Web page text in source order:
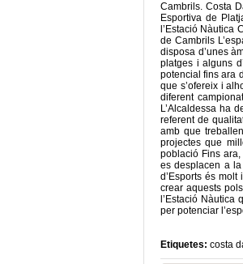
Cambrils. Costa
Esportiva de
l’Estació Nàutica
de Cambrils
disposa d’unes
platges i alguns
potencial fins ara
que s’ofereix i
diferent
L’Alcaldessa ha
referent de
amb que
projectes que
població Fins ara,
es desplacen a
d’Esports és
crear aquests
l’Estació
per potenciar
Etiquetes: costa